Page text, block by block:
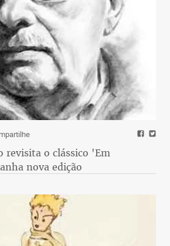
revisita o clássico 'Em
nova edição